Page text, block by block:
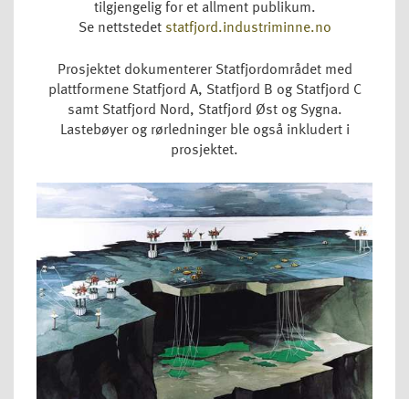
tilgjengelig for et allment publikum.
Se nettstedet statfjord.industriminne.no
Prosjektet dokumenterer Statfjordområdet med
plattformene Statfjord A, Statfjord B og Statfjord C
samt Statfjord Nord, Statfjord Øst og Sygna.
Lastebøyer og rørledninger ble også inkludert i
prosjektet.